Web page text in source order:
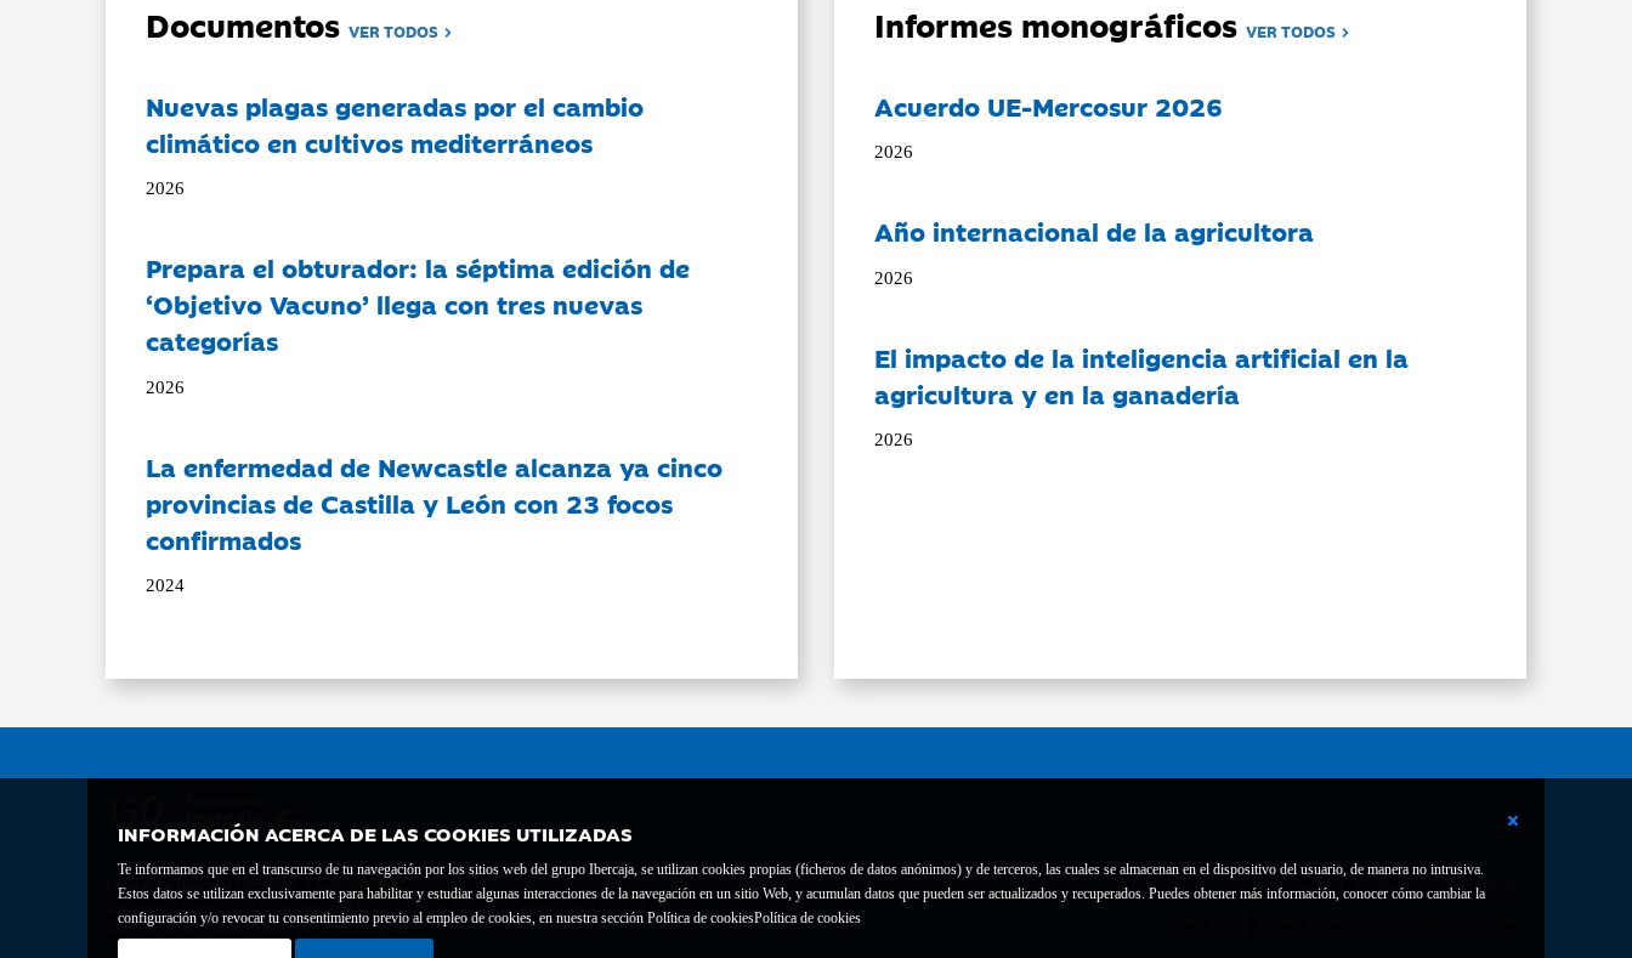
INFORMACIÓN ACERCA DE LAS COOKIES UTILIZADAS
Te informamos que en el transcurso de tu navegación por los sitios web del grupo Ibercaja, se utilizan cookies propias (ficheros de datos anónimos) y de terceros, las cuales se almacenan en el dispositivo del usuario, de manera no intrusiva.
Estos datos se utilizan exclusivamente para habilitar y estudiar algunas interacciones de la navegación en un sitio Web, y acumulan datos que pueden ser actualizados y recuperados. Puedes obtener más información, conocer cómo cambiar la
configuración y/o revocar tu consentimiento previo al empleo de cookies, en nuestra sección Política de cookiesPolítica de cookies
DocumentosVER TODOS
Nuevas plagas generadas por el cambio
climático en cultivos mediterráneos
2026
Prepara el obturador: la séptima edición de
‘Objetivo Vacuno’ llega con tres nuevas
categorías
2026
La enfermedad de Newcastle alcanza ya cinco
provincias de Castilla y León con 23 focos
confirmados
2024
Informes monográficosVER TODOS
Acuerdo UE-Mercosur 2026
2026
Año internacional de la agricultora
2026
El impacto de la inteligencia artificial en la
agricultura y en la ganadería
2026
Fundación Bancaria Ibercaja C.I.F. G-50000652.
Inscrita en el Registro de Fundaciones del Mº de Educación, Cultura y Deporte con el nº 1689.
Domicilio social: Joaquín Costa, 13. 50001 Zaragoza.
Contacto Declaración de accesibilidad